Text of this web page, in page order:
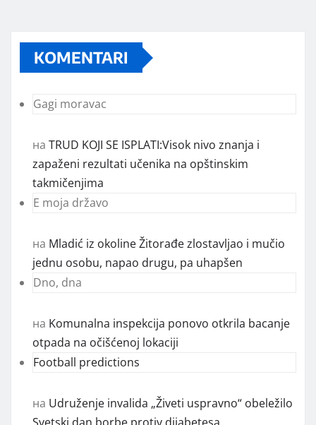
KOMENTARI
Gagi moravac
на TRUD KOJI SE ISPLATI:Visok nivo znanja i
zapaženi rezultati učenika na opštinskim
takmičenjima
E moja državo
на Mladić iz okoline Žitorađe zlostavljao i mučio
jednu osobu, napao drugu, pa uhapšen
Dno, dna
на Komunalna inspekcija ponovo otkrila bacanje
otpada na očišćenoj lokaciji
Football predictions
на Udruženje invalida „Živeti uspravno“ obeležilo